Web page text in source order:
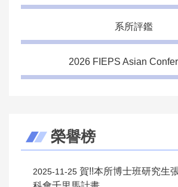
系所評鑑
2026 FIEPS Asian
榮譽榜
2025-11-25 賀!!本所博士班研究生